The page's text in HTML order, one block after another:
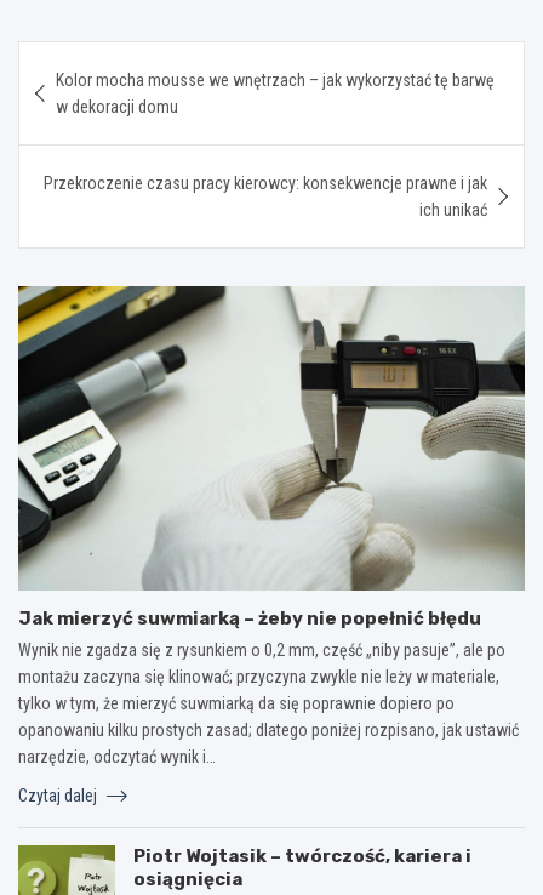
wpisu
Kolor mocha mousse we wnętrzach – jak wykorzystać tę barwę
w dekoracji domu
Przekroczenie czasu pracy kierowcy: konsekwencje prawne i jak
ich unikać
Jak mierzyć suwmiarką – żeby nie popełnić błędu
Wynik nie zgadza się z rysunkiem o 0,2 mm, część „niby pasuje”, ale po
montażu zaczyna się klinować; przyczyna zwykle nie leży w materiale,
tylko w tym, że mierzyć suwmiarką da się poprawnie dopiero po
opanowaniu kilku prostych zasad; dlatego poniżej rozpisano, jak ustawić
narzędzie, odczytać wynik i…
Czytaj dalej
Piotr Wojtasik – twórczość, kariera i
osiągnięcia